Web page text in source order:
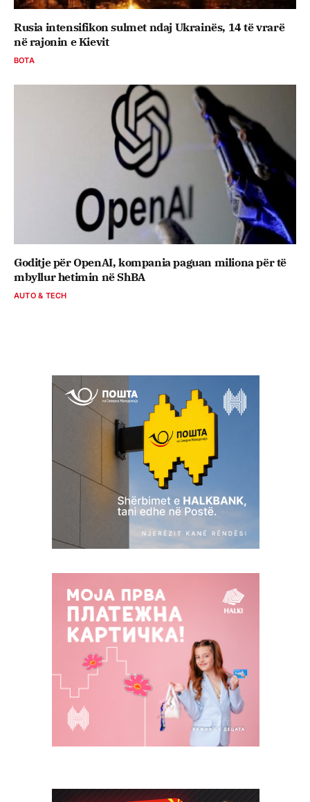
Rusia intensifikon sulmet ndaj Ukrainës, 14 të vrarë
në rajonin e Kievit
BOTA
Goditje për OpenAI, kompania paguan miliona për të
mbyllur hetimin në ShBA
AUTO & TECH